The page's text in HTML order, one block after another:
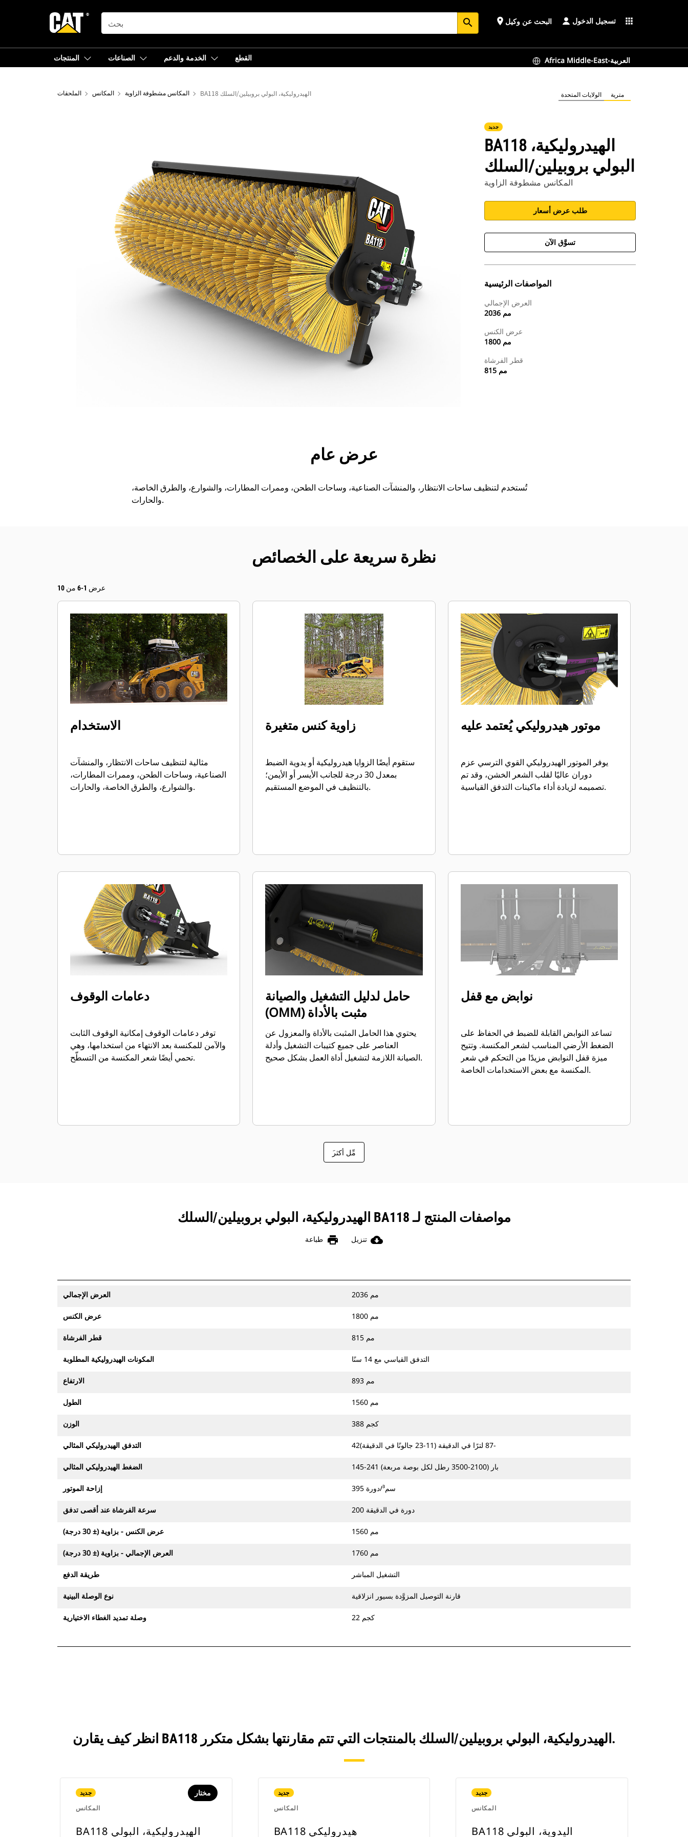
SEARCH search place البحث عن وكيل تسجيل الدخول apps
المنتجات الصناعات الخدمة والدعم القطع Africa Middle-East-العربية
الملحقات المكانس المكانس مشطوفة الزاوية BA118 الهيدروليكية، البولي بروبيلين/السلك الولايات المتحدة مترية
جديد
BA118 الهيدروليكية،
البولي بروبيلين/السلك
المكانس مشطوفة الزاوية
طلب عرض أسعار
تسوَّق الآن
المواصفات الرئيسية
العرض الإجمالي
2036 مم
عرض الكنس
1800 مم
قطر الفرشاة
815 مم
الأدوات
عرض عام
تُستخدم لتنظيف ساحات الانتظار، والمنشآت الصناعية، وساحات الطحن، وممرات المطارات، والشوارع، والطرق الخاصة،
والحارات.
نظرة سريعة على الخصائص
عرض 1-6 من 10
الاستخدام
مثالية لتنظيف ساحات الانتظار، والمنشآت
الصناعية، وساحات الطحن، وممرات المطارات،
والشوارع، والطرق الخاصة، والحارات.
زاوية كنس متغيرة
ستقوم أيضًا الزوايا هيدروليكية أو يدوية الضبط
بمعدل 30 درجة للجانب الأيسر أو الأيمن؛
بالتنظيف في الموضع المستقيم.
موتور هيدروليكي يُعتمد عليه
يوفر الموتور الهيدروليكي القوي الترسي عزم
دوران عاليًا لقلب الشعر الخشن، وقد تم
تصميمه لزيادة أداء ماكينات التدفق القياسية.
دعامات الوقوف
توفر دعامات الوقوف إمكانية الوقوف الثابت
والآمن للمكنسة بعد الانتهاء من استخدامها، وهي
تحمي أيضًا شعر المكنسة من التسطّح.
حامل لدليل التشغيل والصيانة
(OMM) مثبت بالأداة
يحتوي هذا الحامل المثبت بالأداة والمعزول عن
العناصر على جميع كتيبات التشغيل وأدلة
الصيانة اللازمة لتشغيل أداة العمل بشكل صحيح.
نوابض مع قفل
تساعد النوابض القابلة للضبط في الحفاظ على
الضغط الأرضي المناسب لشعر المكنسة. وتتيح
ميزة قفل النوابض مزيدًا من التحكم في شعر
المكنسة مع بعض الاستخدامات الخاصة.
َمِّل أكثر
مواصفات المنتج لـ BA118 الهيدروليكية، البولي بروبيلين/السلك
cloud_download تنزيل print طباعة
العرض الإجمالي 2036 مم
عرض الكنس 1800 مم
قطر الفرشاة 815 مم
المكونات الهيدروليكية المطلوبة التدفق القياسي مع 14 سنًا
الارتفاع 893 مم
الطول 1560 مم
الوزن 388 كجم
التدفق الهيدروليكي المثالي 42‏-87 لترًا في الدقيقة (11‏-23 جالونًا في الدقيقة)
الضغط الهيدروليكي المثالي 145-241 بار (2100-3500 رطل لكل بوصة مربعة)
إزاحة الموتور 395 سم³/دورة
سرعة الفرشاة عند أقصى تدفق 200 دورة في الدقيقة
عرض الكنس - بزاوية (± 30 درجة) 1560 مم
العرض الإجمالي - بزاوية (± 30 درجة) 1760 مم
طريقة الدفع التشغيل المباشر
نوع الوصلة البينية قارنة التوصيل المزوَّدة بسيور انزلاقية
وصلة تمديد الغطاء الاختيارية 22 كجم
انظر كيف يقارن BA118 الهيدروليكية، البولي بروبيلين/السلك بالمنتجات التي تتم مقارنتها بشكل متكرر.
جديد
المكانس
مختار
BA118 الهيدروليكية، البولي
جديد
المكانس
BA118 هيدروليكي
جديد
المكانس
BA118 اليدوية، البولي